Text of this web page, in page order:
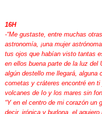
16H
-“Me gustaste, entre muchas
astronomía, ¡una mujer
tus ojos que habían visto tantas
en ellos buena parte de la luz del
algún destello me llegará, alguna
cometas y cráteres encontré en
volcanes de Io y los mares sin
“Y en el centro de mi corazón un
decir, irónica y burlona, el